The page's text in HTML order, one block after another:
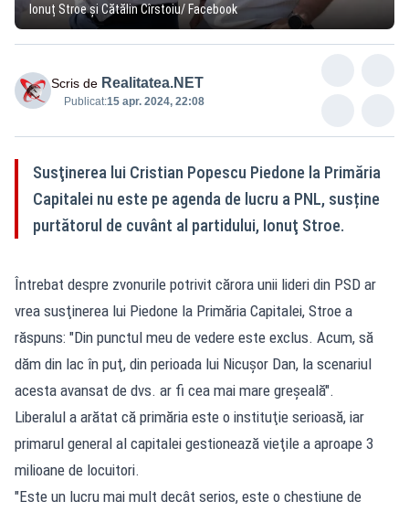
Ionuț Stroe și Cătălin Cîrstoiu/ Facebook
Scris de Realitatea.NET
Publicat:15 apr. 2024, 22:08
Susţinerea lui Cristian Popescu Piedone la Primăria
Capitalei nu este pe agenda de lucru a PNL, susține
purtătorul de cuvânt al partidului, Ionuţ Stroe.
Întrebat despre zvonurile potrivit cărora unii lideri din PSD ar
vrea susţinerea lui Piedone la Primăria Capitalei, Stroe a
răspuns: "Din punctul meu de vedere este exclus. Acum, să
dăm din lac în puţ, din perioada lui Nicuşor Dan, la scenariul
acesta avansat de dvs. ar fi cea mai mare greşeală".
Liberalul a arătat că primăria este o instituţie serioasă, iar
primarul general al capitalei gestionează vieţile a aproape 3
milioane de locuitori.
"Este un lucru mai mult decât serios, este o chestiune de